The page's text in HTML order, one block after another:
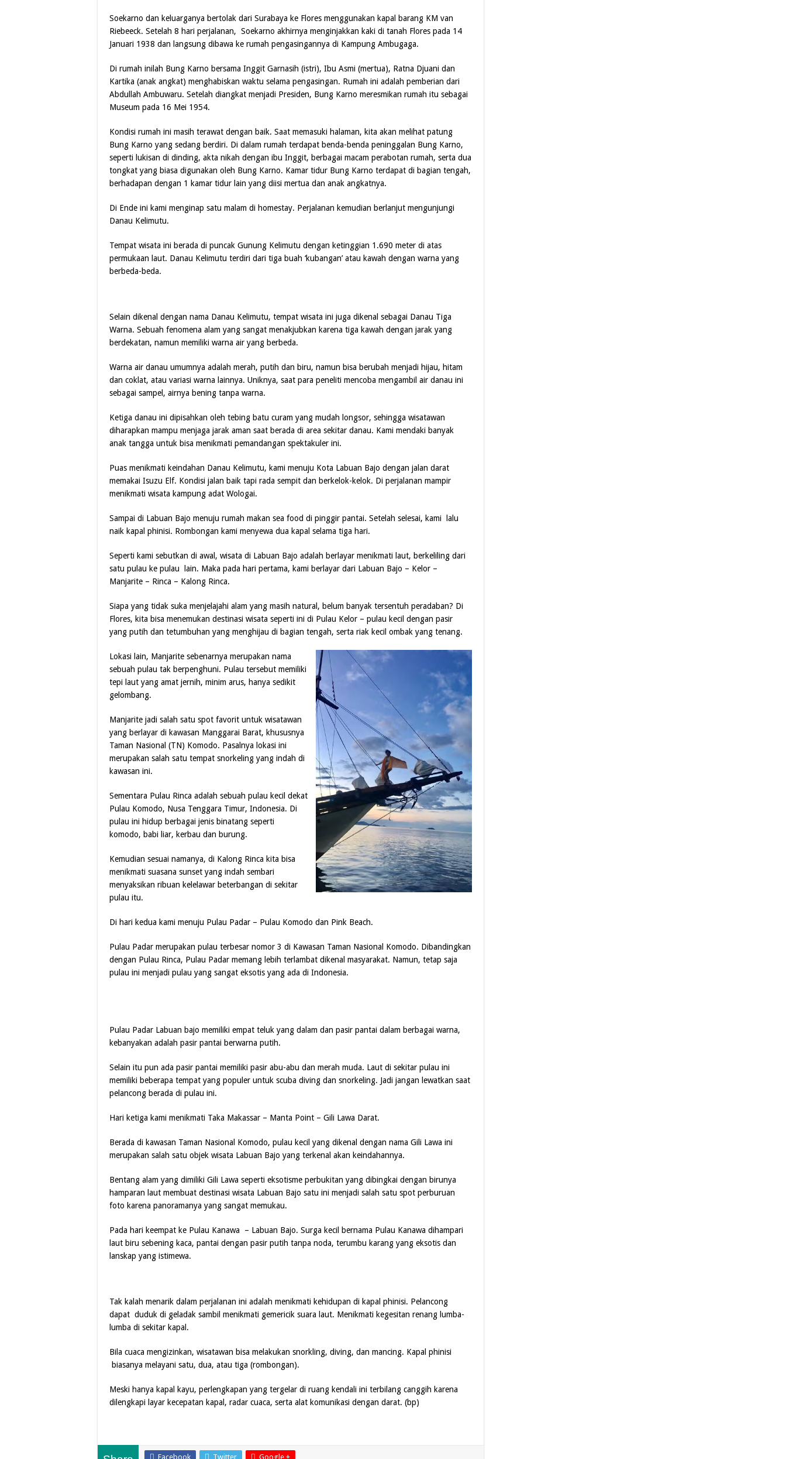
Soekarno dan keluarganya bertolak dari Surabaya ke Flores menggunakan kapal barang KM van
Riebeeck. Setelah 8 hari perjalanan, Soekarno akhirnya menginjakkan kaki di tanah Flores pada 14
Januari 1938 dan langsung dibawa ke rumah pengasingannya di Kampung Ambugaga.
Di rumah inilah Bung Karno bersama Inggit Garnasih (istri), Ibu Asmi (mertua), Ratna Djuani dan
Kartika (anak angkat) menghabiskan waktu selama pengasingan. Rumah ini adalah pemberian dari
Abdullah Ambuwaru. Setelah diangkat menjadi Presiden, Bung Karno meresmikan rumah itu sebagai
Museum pada 16 Mei 1954.
Kondisi rumah ini masih terawat dengan baik. Saat memasuki halaman, kita akan melihat patung
Bung Karno yang sedang berdiri. Di dalam rumah terdapat benda-benda peninggalan Bung Karno,
seperti lukisan di dinding, akta nikah dengan ibu Inggit, berbagai macam perabotan rumah, serta dua
tongkat yang biasa digunakan oleh Bung Karno. Kamar tidur Bung Karno terdapat di bagian tengah,
berhadapan dengan 1 kamar tidur lain yang diisi mertua dan anak angkatnya.
Di Ende ini kami menginap satu malam di homestay. Perjalanan kemudian berlanjut mengunjungi
Danau Kelimutu.
Tempat wisata ini berada di puncak Gunung Kelimutu dengan ketinggian 1.690 meter di atas
permukaan laut. Danau Kelimutu terdiri dari tiga buah ‘kubangan’ atau kawah dengan warna yang
berbeda-beda.
Selain dikenal dengan nama Danau Kelimutu, tempat wisata ini juga dikenal sebagai Danau Tiga
Warna. Sebuah fenomena alam yang sangat menakjubkan karena tiga kawah dengan jarak yang
berdekatan, namun memiliki warna air yang berbeda.
Warna air danau umumnya adalah merah, putih dan biru, namun bisa berubah menjadi hijau, hitam
dan coklat, atau variasi warna lainnya. Uniknya, saat para peneliti mencoba mengambil air danau ini
sebagai sampel, airnya bening tanpa warna.
Ketiga danau ini dipisahkan oleh tebing batu curam yang mudah longsor, sehingga wisatawan
diharapkan mampu menjaga jarak aman saat berada di area sekitar danau. Kami mendaki banyak
anak tangga untuk bisa menikmati pemandangan spektakuler ini.
Puas menikmati keindahan Danau Kelimutu, kami menuju Kota Labuan Bajo dengan jalan darat
memakai Isuzu Elf. Kondisi jalan baik tapi rada sempit dan berkelok-kelok. Di perjalanan mampir
menikmati wisata kampung adat Wologai.
Sampai di Labuan Bajo menuju rumah makan sea food di pinggir pantai. Setelah selesai, kami lalu
naik kapal phinisi. Rombongan kami menyewa dua kapal selama tiga hari.
Seperti kami sebutkan di awal, wisata di Labuan Bajo adalah berlayar menikmati laut, berkeliling dari
satu pulau ke pulau lain. Maka pada hari pertama, kami berlayar dari Labuan Bajo – Kelor –
Manjarite – Rinca – Kalong Rinca.
Siapa yang tidak suka menjelajahi alam yang masih natural, belum banyak tersentuh peradaban? Di
Flores, kita bisa menemukan destinasi wisata seperti ini di Pulau Kelor – pulau kecil dengan pasir
yang putih dan tetumbuhan yang menghijau di bagian tengah, serta riak kecil ombak yang tenang.
Lokasi lain, Manjarite sebenarnya merupakan nama
sebuah pulau tak berpenghuni. Pulau tersebut memiliki
tepi laut yang amat jernih, minim arus, hanya sedikit
gelombang.
Manjarite jadi salah satu spot favorit untuk wisatawan
yang berlayar di kawasan Manggarai Barat, khususnya
Taman Nasional (TN) Komodo. Pasalnya lokasi ini
merupakan salah satu tempat snorkeling yang indah di
kawasan ini.
Sementara Pulau Rinca adalah sebuah pulau kecil dekat
Pulau Komodo, Nusa Tenggara Timur, Indonesia. Di
pulau ini hidup berbagai jenis binatang seperti
komodo, babi liar, kerbau dan burung.
Kemudian sesuai namanya, di Kalong Rinca kita bisa
menikmati suasana sunset yang indah sembari
menyaksikan ribuan kelelawar beterbangan di sekitar
pulau itu.
Di hari kedua kami menuju Pulau Padar – Pulau Komodo dan Pink Beach.
Pulau Padar merupakan pulau terbesar nomor 3 di Kawasan Taman Nasional Komodo. Dibandingkan
dengan Pulau Rinca, Pulau Padar memang lebih terlambat dikenal masyarakat. Namun, tetap saja
pulau ini menjadi pulau yang sangat eksotis yang ada di Indonesia.
Pulau Padar Labuan bajo memiliki empat teluk yang dalam dan pasir pantai dalam berbagai warna,
kebanyakan adalah pasir pantai berwarna putih.
Selain itu pun ada pasir pantai memiliki pasir abu-abu dan merah muda. Laut di sekitar pulau ini
memiliki beberapa tempat yang populer untuk scuba diving dan snorkeling. Jadi jangan lewatkan saat
pelancong berada di pulau ini.
Hari ketiga kami menikmati Taka Makassar – Manta Point – Gili Lawa Darat.
Berada di kawasan Taman Nasional Komodo, pulau kecil yang dikenal dengan nama Gili Lawa ini
merupakan salah satu objek wisata Labuan Bajo yang terkenal akan keindahannya.
Bentang alam yang dimiliki Gili Lawa seperti eksotisme perbukitan yang dibingkai dengan birunya
hamparan laut membuat destinasi wisata Labuan Bajo satu ini menjadi salah satu spot perburuan
foto karena panoramanya yang sangat memukau.
Pada hari keempat ke Pulau Kanawa – Labuan Bajo. Surga kecil bernama Pulau Kanawa dihampari
laut biru sebening kaca, pantai dengan pasir putih tanpa noda, terumbu karang yang eksotis dan
lanskap yang istimewa.
Tak kalah menarik dalam perjalanan ini adalah menikmati kehidupan di kapal phinisi. Pelancong
dapat duduk di geladak sambil menikmati gemericik suara laut. Menikmati kegesitan renang lumba-
lumba di sekitar kapal.
Bila cuaca mengizinkan, wisatawan bisa melakukan snorkling, diving, dan mancing. Kapal phinisi
biasanya melayani satu, dua, atau tiga (rombongan).
Meski hanya kapal kayu, perlengkapan yang tergelar di ruang kendali ini terbilang canggih karena
dilengkapi layar kecepatan kapal, radar cuaca, serta alat komunikasi dengan darat. (bp)
Facebook Twitter Google +